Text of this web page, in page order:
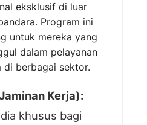
eksklusif di luar
Program ini
untuk mereka yang
dalam pelayanan
di berbagai sektor.
Kerja):
khusus bagi